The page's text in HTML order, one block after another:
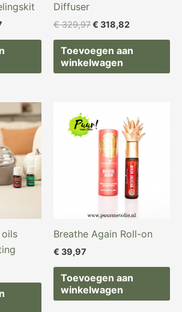
Diffuser
€329,97€ 318,82
Toevoegen aan
winkelwagen
Breathe Again Roll-on
€ 39,97
Toevoegen aan
winkelwagen